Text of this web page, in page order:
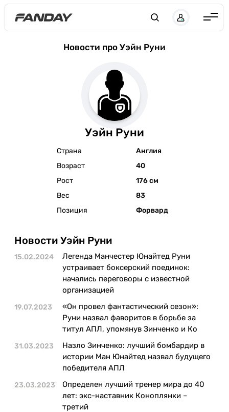
Новости про Уэйн Руни
Уэйн Руни
Страна
Англия
Возраст
40
Рост
176 см
Вес
83
Позиция
Форвард
Новости Уэйн Руни
15.02.2024
Легенда Манчестер Юнайтед Руни
устраивает боксерский поединок:
начались переговоры с известной
организацией
19.07.2023
«Он провел фантастический сезон»:
Руни назвал фаворитов в борьбе за
титул АПЛ, упомянув Зинченко и Ко
31.03.2023
Назло Зинченко: лучший бомбардир в
истории Ман Юнайтед назвал будущего
победителя АПЛ
23.03.2023
Определен лучший тренер мира до 40
лет: экс-наставник Коноплянки –
третий